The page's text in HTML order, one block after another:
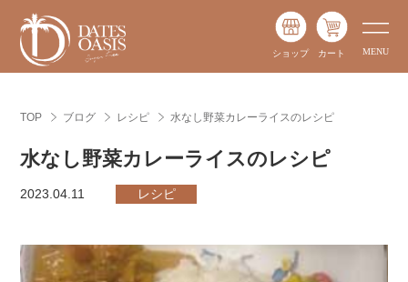
ショップ カート
TOP ブログ レシピ 水なし野菜カレーライスのレシピ
水なし野菜カレーライスのレシピ
2023.04.11 レシピ